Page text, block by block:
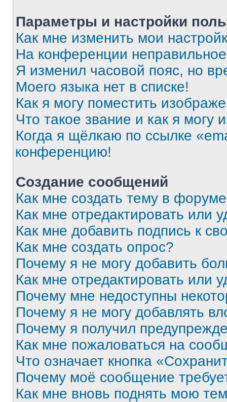
Параметры и настройки
Как мне изменить мои
На конференции
Я изменил часовой пояс, но
Моего языка нет в списке!
Как я могу поместить
Что такое звание и как я могу
Когда я щёлкаю по ссылке
конференцию!
Создание сообщений
Как мне создать тему в
Как мне отредактировать или
Как мне добавить подпись к
Как мне создать опрос?
Почему я не могу добавить
Как мне отредактировать или
Почему мне недоступны
Почему я не могу добавлять
Почему я получил
Как мне пожаловаться на
Что означает кнопка
Почему моё сообщение
Как мне вновь поднять мою